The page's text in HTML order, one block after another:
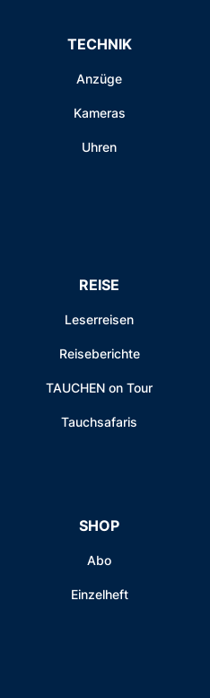
TECHNIK
Anzüge
Kameras
Uhren
REISE
Leserreisen
Reiseberichte
TAUCHEN on Tour
Tauchsafaris
SHOP
Abo
Einzelheft